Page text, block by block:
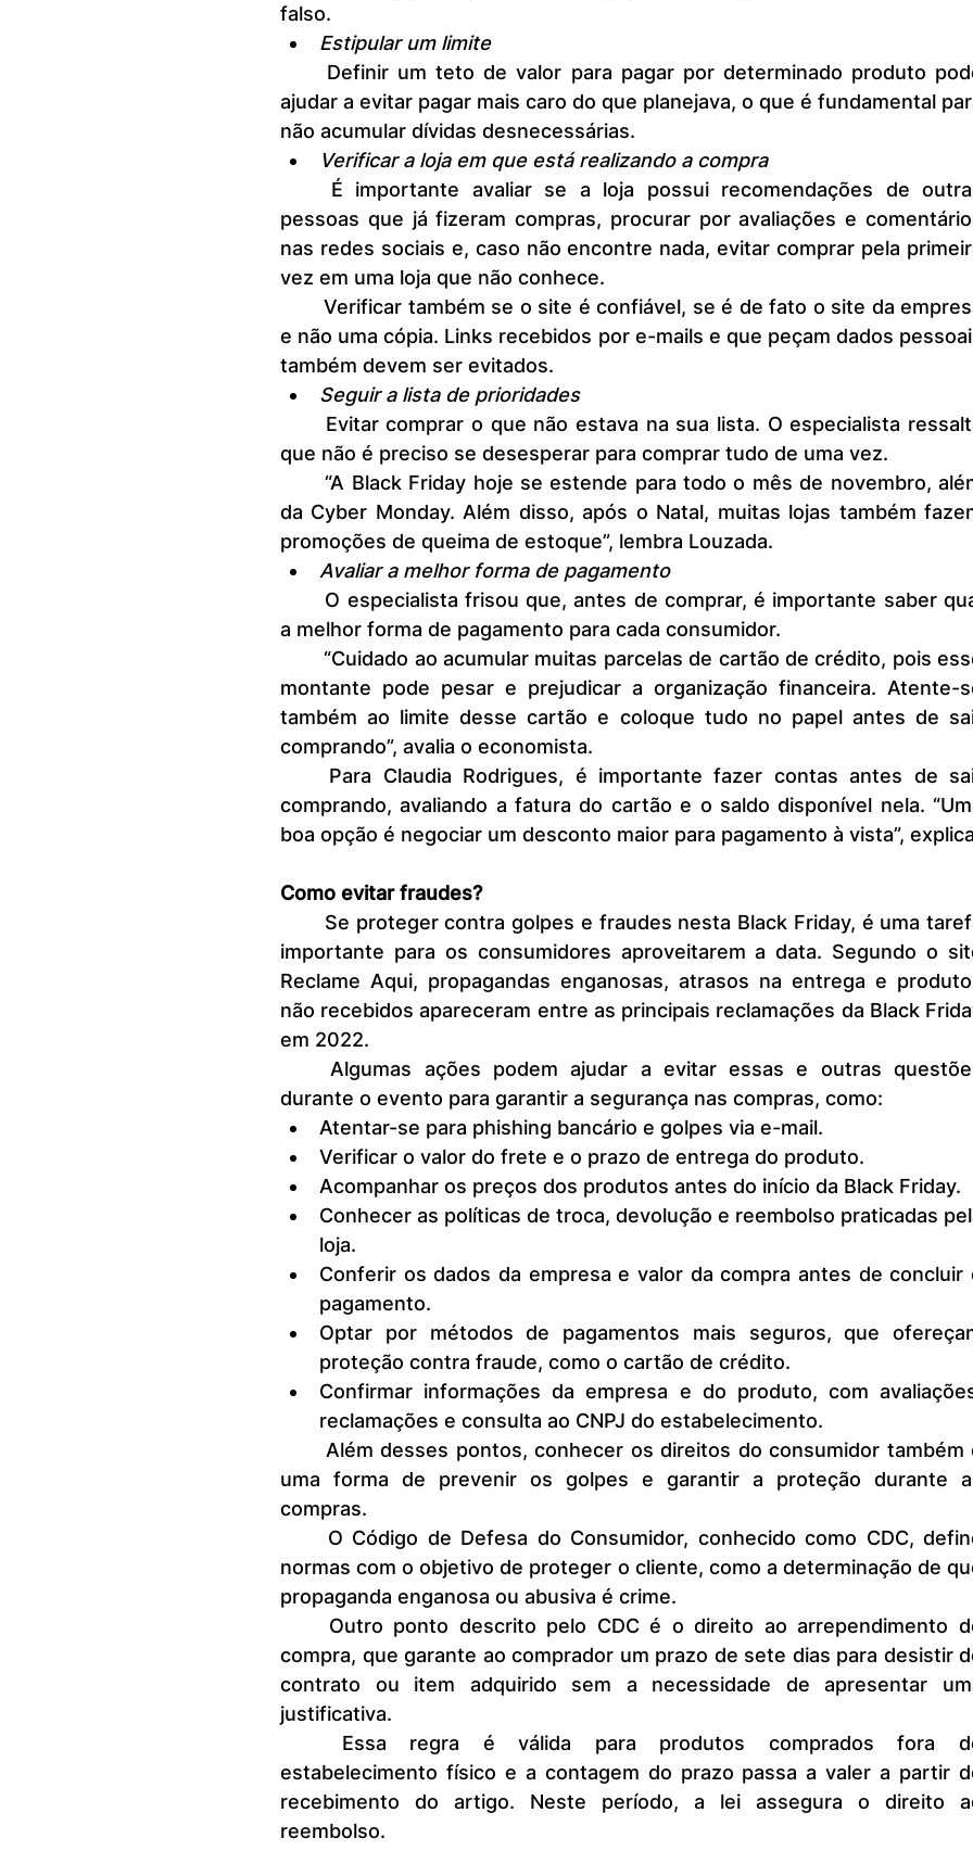
falso.
Estipular um limite
ajudar a evitar pagar mais caro do que planejava, o que é fundamental
não acumular dívidas desnecessárias.
Verificar a loja em que está realizando a compra
pessoas que já fizeram compras, procurar por avaliações e
nas redes sociais e, caso não encontre nada, evitar comprar pela
vez em uma loja que não conhece.
	Verificar também se o site é confiável, se é de fato o site da empresa
e não uma cópia. Links recebidos por e-mails e que peçam dados
também devem ser evitados.
Seguir a lista de prioridades
que não é preciso se desesperar para comprar tudo de uma vez.
	“A Black Friday hoje se estende para todo o mês de novembro, além
da Cyber Monday. Além disso, após o Natal, muitas lojas também
promoções de queima de estoque”, lembra Louzada.
Avaliar a melhor forma de pagamento
a melhor forma de pagamento para cada consumidor.
	“Cuidado ao acumular muitas parcelas de cartão de crédito, pois esse
montante pode pesar e prejudicar a organização financeira. Atente-
também ao limite desse cartão e coloque tudo no papel antes de
comprando”, avalia o economista.
comprando, avaliando a fatura do cartão e o saldo disponível nela.
Como evitar fraudes?
importante para os consumidores aproveitarem a data. Segundo o
Reclame Aqui, propagandas enganosas, atrasos na entrega e
não recebidos apareceram entre as principais reclamações da Black
em 2022.
durante o evento para garantir a segurança nas compras, como:
Atentar-se para phishing bancário e golpes via e-mail.
Verificar o valor do frete e o prazo de entrega do produto.
Acompanhar os preços dos produtos antes do início da Black Friday.
Conhecer as políticas de troca, devolução e reembolso praticadas
loja.
Conferir os dados da empresa e valor da compra antes de concluir
pagamento.
Optar por métodos de pagamentos mais seguros, que
proteção contra fraude, como o cartão de crédito.
Confirmar informações da empresa e do produto, com
reclamações e consulta ao CNPJ do estabelecimento.
uma forma de prevenir os golpes e garantir a proteção durante
compras.
normas com o objetivo de proteger o cliente, como a determinação de
propaganda enganosa ou abusiva é crime.
compra, que garante ao comprador um prazo de sete dias para desistir
contrato ou item adquirido sem a necessidade de apresentar
justificativa.
estabelecimento físico e a contagem do prazo passa a valer a partir
recebimento do artigo. Neste período, a lei assegura o direito
reembolso.